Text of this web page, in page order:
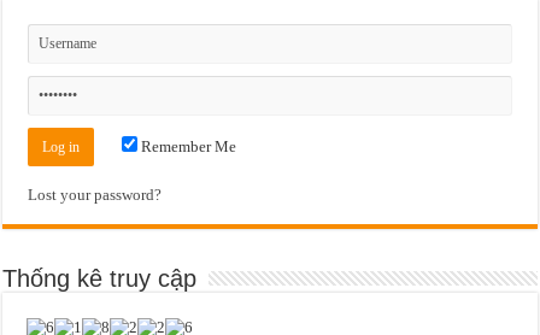
Remember Me
Lost your password?
Thống kê truy cập